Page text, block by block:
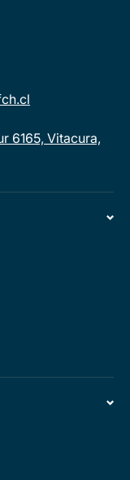
6165, Vitacura,